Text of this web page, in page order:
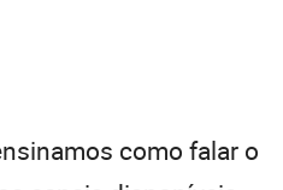
como falar o